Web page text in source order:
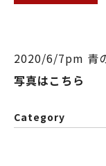
2020/6/7pm 青
写真はこちら
Category